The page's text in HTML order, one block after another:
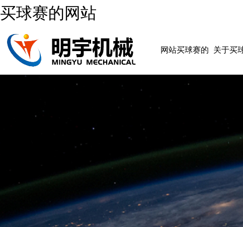
买球赛的网站
网站买球赛的 关于买